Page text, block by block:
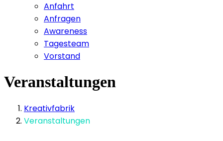
Anfahrt
Anfragen
Awareness
Tagesteam
Vorstand
Veranstaltungen
Kreativfabrik
Veranstaltungen